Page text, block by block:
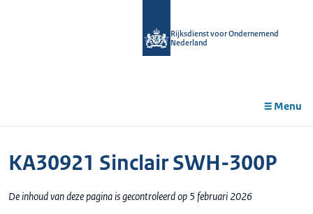
Rijksdienst voor Ondernemend
Nederland
Menu
KA30921 Sinclair SWH-300P
De inhoud van deze pagina is gecontroleerd op 5 februari 2026